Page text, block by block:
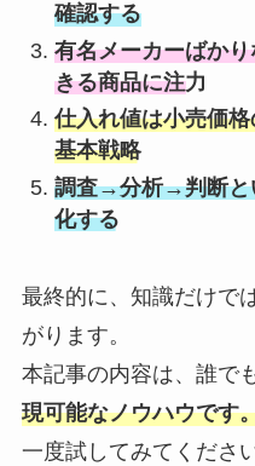
確認する
有名メーカーばか
きる商品に注力
仕入れ値は小売価
基本戦略
調査→分析→判断と
化する
最終的に、知識だけで
がります。
本記事の内容は、誰で
現可能なノウハウです
一度試してみてくださ